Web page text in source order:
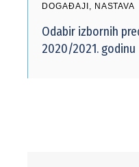
DOGAĐAJI , NASTAVA
Odabir izbornih
2020/2021. godinu